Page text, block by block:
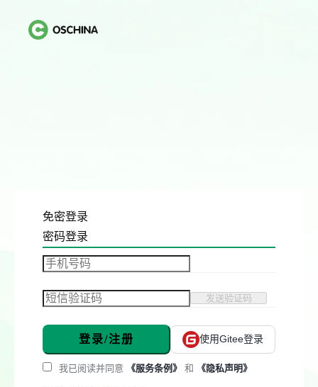
免密登录
密码登录
发送验证码
登录/注册 使用Gitee登录
我已阅读并同意 《服务条例》 和 《隐私声明》